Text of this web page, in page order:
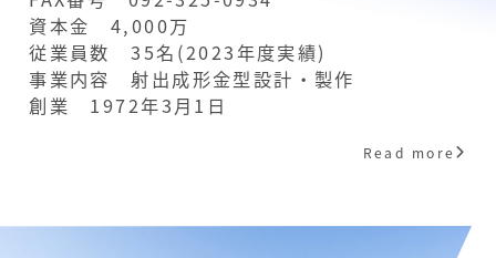
資本金 4,000万
従業員数 35名(2023年度実績)
事業内容 射出成形金型設計・製作
創業 1972年3月1日
Read more